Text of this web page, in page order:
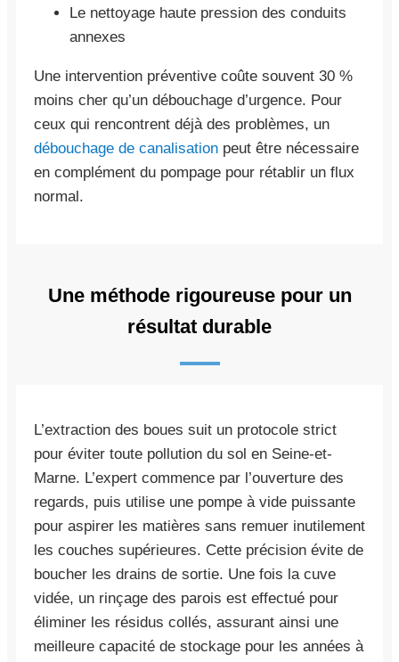
Le nettoyage haute pression des conduits
annexes
Une intervention préventive coûte souvent 30 %
moins cher qu’un débouchage d’urgence. Pour
ceux qui rencontrent déjà des problèmes, un
débouchage de canalisation peut être nécessaire
en complément du pompage pour rétablir un flux
normal.
Une méthode rigoureuse pour un
résultat durable
L’extraction des boues suit un protocole strict
pour éviter toute pollution du sol en Seine-et-
Marne. L’expert commence par l’ouverture des
regards, puis utilise une pompe à vide puissante
pour aspirer les matières sans remuer inutilement
les couches supérieures. Cette précision évite de
boucher les drains de sortie. Une fois la cuve
vidée, un rinçage des parois est effectué pour
éliminer les résidus collés, assurant ainsi une
meilleure capacité de stockage pour les années à